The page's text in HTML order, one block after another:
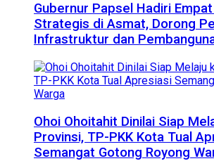
Gubernur Papsel Hadiri
Strategis di Asmat, Dorong
Infrastruktur dan
Ohoi Ohoitahit Dinilai Siap
Provinsi, TP-PKK Kota Tual
Semangat Gotong Royong